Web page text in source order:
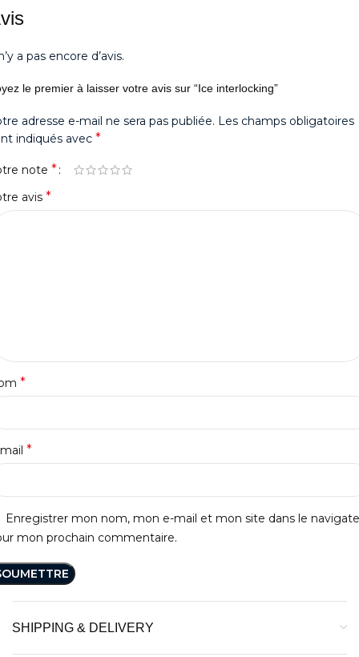
a pas encore d’avis.
le premier à laisser votre avis sur “Ice interlocking”
adresse e-mail ne sera pas publiée. Les champs obligatoires
indiqués avec *
note *
avis *
*
*
Enregistrer mon nom, mon e-mail et mon site dans le
mon prochain commentaire.
SHIPPING & DELIVERY